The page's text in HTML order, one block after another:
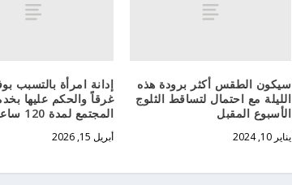
سيكون الطقس أكثر برودة هذه
الليلة مع احتمال لتساقط الثلوج
الأسبوع المقبل
يناير 10, 2024
إدانة امرأة بالتسبب
غرقاً والحكم عليها
المجتمع لمدة 120 ساعة
أبريل 15, 2026